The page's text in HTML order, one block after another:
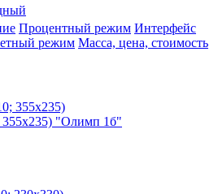
Процентный режим Интерфейс
режим Масса, цена, стоимость
"Олимп 1б"